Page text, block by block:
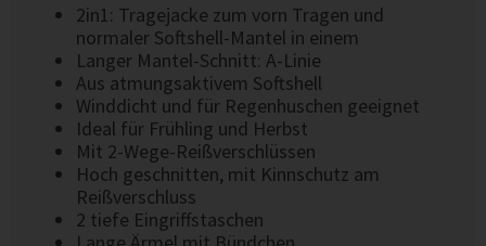
2in1: Tragejacke zum vorn Tragen und
normaler Softshell-Mantel in einem
Langer Mantel-Schnitt: A-Linie
Aus atmungsaktivem Softshell
Winddicht und für Regenhuschen geeignet
Ideal für Frühling und Herbst
Mit 2-Wege-Reißverschlüssen
Hoch geschnitten, mit Kinnschutz am
Reißverschluss
2 tiefe Eingriffstaschen